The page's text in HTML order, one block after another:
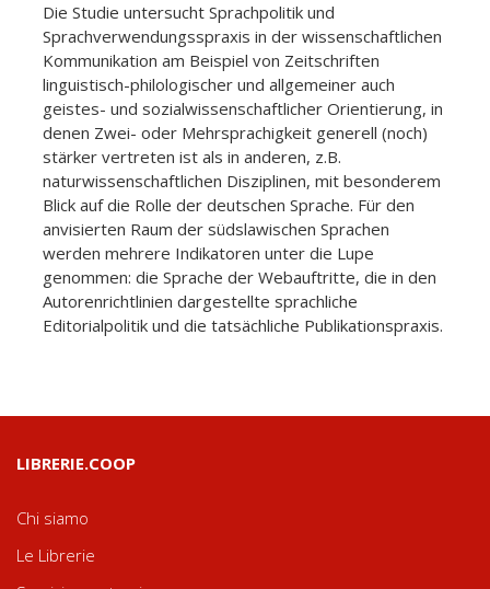
Die Studie untersucht Sprachpolitik und
Sprachverwendungsspraxis in der wissenschaftlichen
Kommunikation am Beispiel von Zeitschriften
linguistisch-philologischer und allgemeiner auch
geistes- und sozialwissenschaftlicher Orientierung, in
denen Zwei- oder Mehrsprachigkeit generell (noch)
stärker vertreten ist als in anderen, z.B.
naturwissenschaftlichen Disziplinen, mit besonderem
Blick auf die Rolle der deutschen Sprache. Für den
anvisierten Raum der südslawischen Sprachen
werden mehrere Indikatoren unter die Lupe
genommen: die Sprache der Webauftritte, die in den
Autorenrichtlinien dargestellte sprachliche
Editorialpolitik und die tatsächliche Publikationspraxis.
LIBRERIE.COOP
Chi siamo
Le Librerie